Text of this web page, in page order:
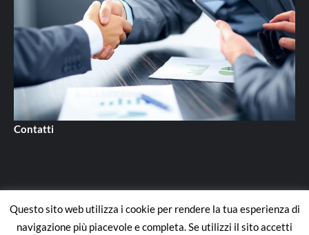
Contatti
Contatti
Questo sito web utilizza i cookie per rendere la tua esperienza di
navigazione più piacevole e completa. Se utilizzi il sito accetti